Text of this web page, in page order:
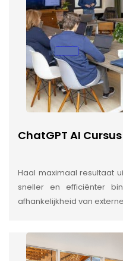
ChatGPT AI Cursus
Haal maximaal resultaat
sneller en efficiënter
afhankelijkheid van